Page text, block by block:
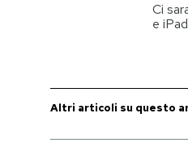
Ci
e
Altri articoli su questo